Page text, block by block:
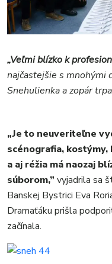
„Veľmi blízko k
najčastejšie s mnohými
Snehulienka a zopár
„Je to neuveriteľne
scénografia,
a aj réžia má naozaj
súborom,” vyjadrila sa
Banskej Bystrici Eva
Dramaťáku prišla
začínala.